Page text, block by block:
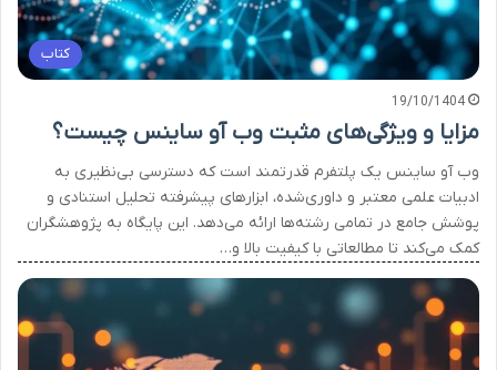
کتاب
19/10/1404
مزایا و ویژگی‌های مثبت وب آو ساینس چیست؟
وب آو ساینس یک پلتفرم قدرتمند است که دسترسی بی‌نظیری به
ادبیات علمی معتبر و داوری‌شده، ابزارهای پیشرفته تحلیل استنادی و
پوشش جامع در تمامی رشته‌ها ارائه می‌دهد. این پایگاه به پژوهشگران
کمک می‌کند تا مطالعاتی با کیفیت بالا و…